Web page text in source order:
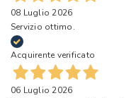
08 Luglio 2026
Servizio ottimo.
Acquirente verificato
06 Luglio 2026